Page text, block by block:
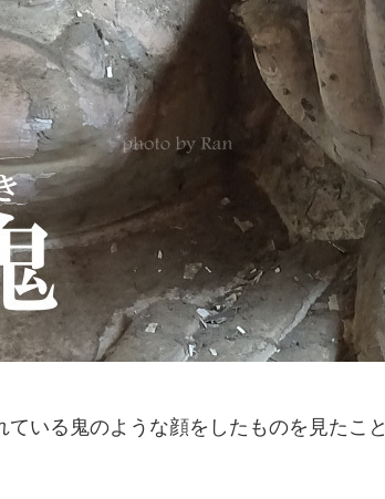
いる鬼のような顔をしたものを見たこと